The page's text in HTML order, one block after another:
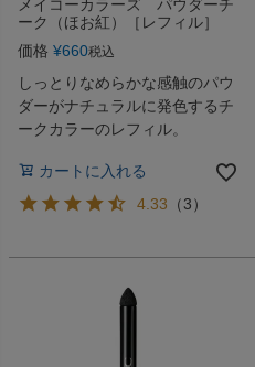
メイコーカラーズ パウダーチ
ーク（ほお紅）［レフィル］
価格 ¥660税込
しっとりなめらかな感触のパウ
ダーがナチュラルに発色するチ
ークカラーのレフィル。
カートに入れる
4.33 （3）